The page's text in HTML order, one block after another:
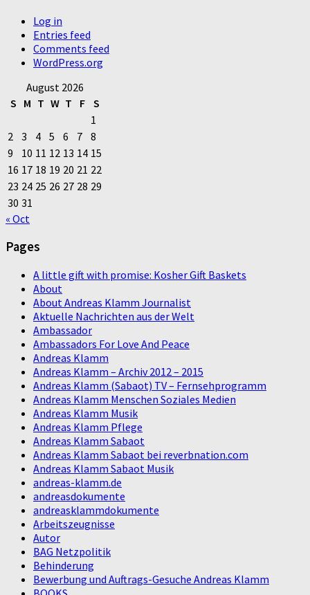
Log in
Entries feed
Comments feed
WordPress.org
August 2026
S M T W T F S
1
2 3 4 5 6 7 8
9
10 11 12 13 14 15
16 17 18 19 20 21 22
23 24 25 26 27 28 29
30 31
« Oct
Pages
A little gift with promise: Kosher Gift Baskets
About
About Andreas Klamm Journalist
Aktuelle Nachrichten aus der Welt
Ambassador
Ambassadors For Love And Peace
Andreas Klamm
Andreas Klamm – Archiv 2012 – 2015
Andreas Klamm (Sabaot) TV – Fernsehprogramm
Andreas Klamm Menschen Soziales Medien
Andreas Klamm Musik
Andreas Klamm Pflege
Andreas Klamm Sabaot
Andreas Klamm Sabaot bei reverbnation.com
Andreas Klamm Sabaot Musik
andreas-klamm.de
andreasdokumente
andreasklammdokumente
Arbeitszeugnisse
Autor
BAG Netzpolitik
Behinderung
Bewerbung und Auftrags-Gesuche Andreas Klamm